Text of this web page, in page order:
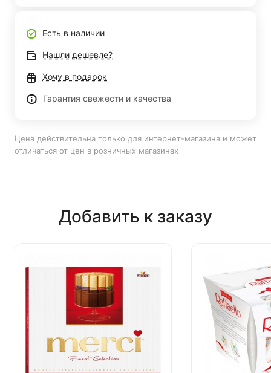
Есть в наличии
Нашли дешевле?
Хочу в подарок
Гарантия свежести и качества
Цена действительна только для интернет-магазина и может
отличаться от цен в розничных магазинах
Добавить к заказу